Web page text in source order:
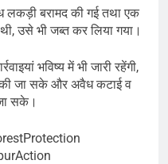
लकड़ी बरामद की गई तथा एक
उसे भी जब्त कर लिया गया।
भविष्य में भी जारी रहेंगी,
की जा सके और अवैध कटाई व
सके।